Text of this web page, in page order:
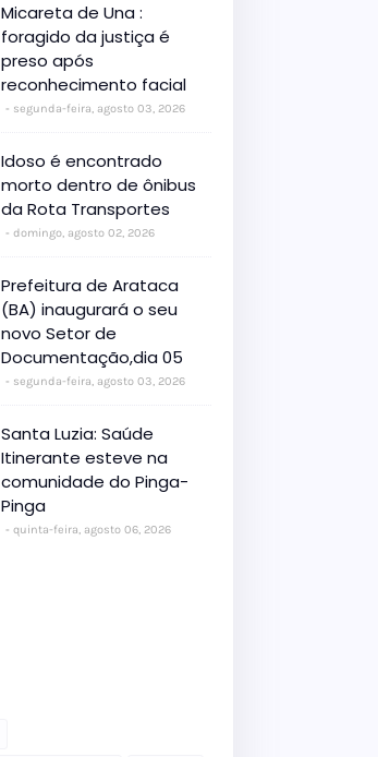
Micareta de Una :
foragido da justiça é
preso após
reconhecimento facial
segunda-feira, agosto 03, 2026
Idoso é encontrado
morto dentro de ônibus
da Rota Transportes
domingo, agosto 02, 2026
Prefeitura de Arataca
(BA) inaugurará o seu
novo Setor de
Documentação,dia 05
segunda-feira, agosto 03, 2026
Santa Luzia: Saúde
Itinerante esteve na
comunidade do Pinga-
Pinga
quinta-feira, agosto 06, 2026